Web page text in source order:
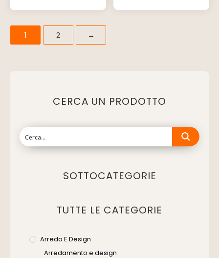
1 2 →
CERCA UN PRODOTTO
SOTTOCATEGORIE
TUTTE LE CATEGORIE
Arredo E Design
Arredamento e design